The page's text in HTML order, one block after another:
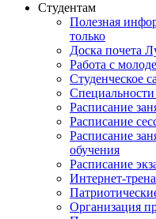
Студентам
Полезная
только
Доска почета
Работа с
Студенческое
Специальности
Расписание
Расписание
Расписание
обучения
Расписание
Интернет-
Организация